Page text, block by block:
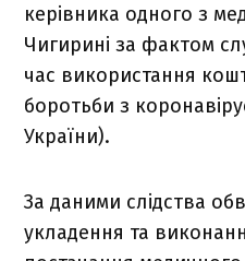
керівника одного з
Чигирині за фактом
час використання
боротьби з
України).
За даними слідства
укладення та